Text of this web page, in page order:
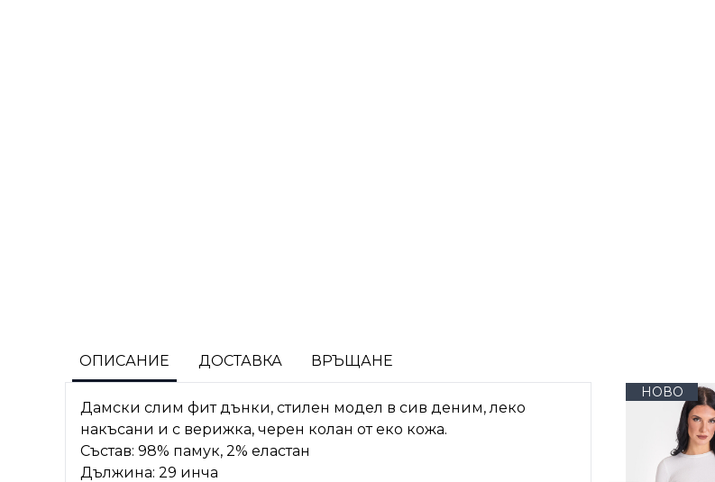
ОПИСАНИЕ
Дамски слим фит дънки, стилен модел в сив деним, леко
накъсани и с верижка, черен колан от еко кожа.
Състав: 98% памук, 2% еластан
Дължина: 29 инча
ДОСТАВКА ВРЪЩАНЕ
НОВО